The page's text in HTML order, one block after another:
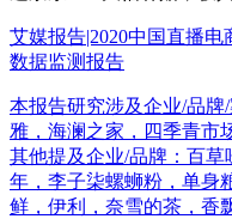
艾媒报告|2020中国直播
数据监测报告
本报告研究涉及企业/品
雅，海澜之家，四季青市
其他提及企业/品牌：百
年，李子柒螺蛳粉，单身
鲜，伊利，奈雪的茶，香